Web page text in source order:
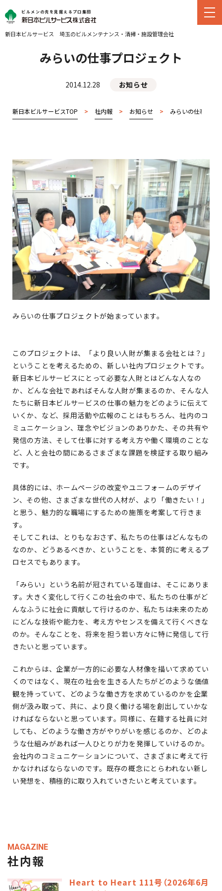
ビルメンの先を見据えるプロ集団
新日本ビルサービス 埼玉のビルメンテナンス・ 清掃・施設管理会社
みらいの仕事プロジェクト
2014.12.28 お知らせ
新日本ビルサービスTOP > 社内報 > お知らせ > みらいの仕事プロ
みらいの仕事プロジェクトが始まっています。
このプロジェクトは、「より良い人財が集まる会社とは？」
ということを考えるための、新しい社内プロジェクトです。
新日本ビルサービスにとって必要な人財とはどんな人なの
か、どんな会社であればそんな人財が集まるのか、そんな人
たちに新日本ビルサービスの仕事の魅力をどのように伝えて
いくか、など、採用活動や広報のことはもちろん、社内のコ
ミュニケーション、理念やビジョンのありかた、その共有や
発信の方法、そして仕事に対する考え方や働く環境のことな
ど、人と会社の間にあるさまざまな課題を検証する取り組み
です。
具体的には、ホームページの改変やユニフォームのデザイ
ン、その他、さまざまな世代の人材が、より「働きたい！」
と思う、魅力的な職場にするための施策を考案して行きま
す。
そしてこれは、とりもなおさず、私たちの仕事はどんなもの
なのか、どうあるべきか、ということを、本質的に考えるプ
ロセスでもあります。
「みらい」という名前が冠されている理由は、そこにありま
す。大きく変化して行くこの社会の中で、私たちの仕事がど
んなふうに社会に貢献して行けるのか、私たちは未来のため
にどんな技術や能力を、考え方やセンスを備えて行くべきな
のか。そんなことを、将来を担う若い方々に特に発信して行
きたいと思っています。
これからは、企業が一方的に必要な人材像を描いて求めてい
くのではなく、現在の社会を生きる人たちがどのような価値
観を持っていて、どのような働き方を求めているのかを企業
側が汲み取って、共に、より良く働ける場を創出していかな
ければならないと思っています。同様に、在籍する社員に対
しても、どのような働き方がやりがいを感じるのか、どのよ
うな仕組みがあれば一人ひとりが力を発揮していけるのか。
会社内のコミュニケーションについて、さまざまに考えて行
かなければならないのです。既存の概念にとらわれない新し
い発想を、積極的に取り入れていきたいと考えています。
MAGAZINE
社内報
Heart to Heart 111号（2026年6月